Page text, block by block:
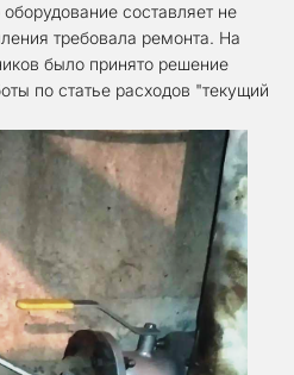
составляет не
требовала ремонта. На
было принято решение
по статье расходов "текущий